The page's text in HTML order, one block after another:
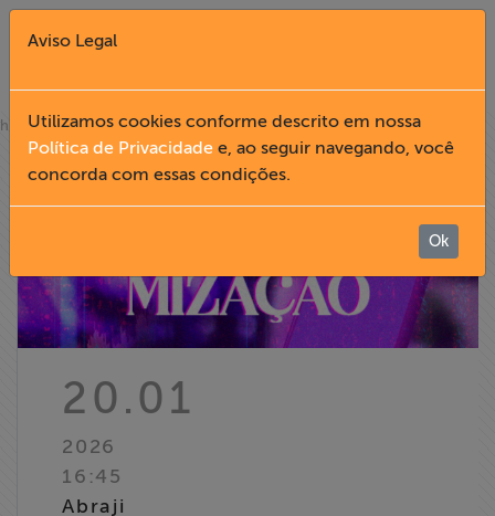
Fechar X
English
Institucional
Informação
home»notícias
20.01
2026
16:45
Abraji
Aviso Legal
Utilizamos cookies conforme descrito em nossa
Política de Privacidade e, ao seguir navegando, você
concorda com essas condições.
Ok